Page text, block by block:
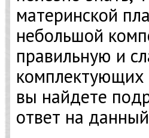
материнской
небольшой
правильную и
комплектующих
вы найдете
ответ на